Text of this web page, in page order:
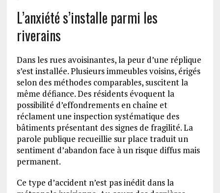
L’anxiété s’installe parmi les
riverains
Dans les rues avoisinantes, la peur d’une réplique
s’est installée. Plusieurs immeubles voisins, érigés
selon des méthodes comparables, suscitent la
même défiance. Des résidents évoquent la
possibilité d’effondrements en chaîne et
réclament une inspection systématique des
bâtiments présentant des signes de fragilité. La
parole publique recueillie sur place traduit un
sentiment d’abandon face à un risque diffus mais
permanent.
Ce type d’accident n’est pas inédit dans la